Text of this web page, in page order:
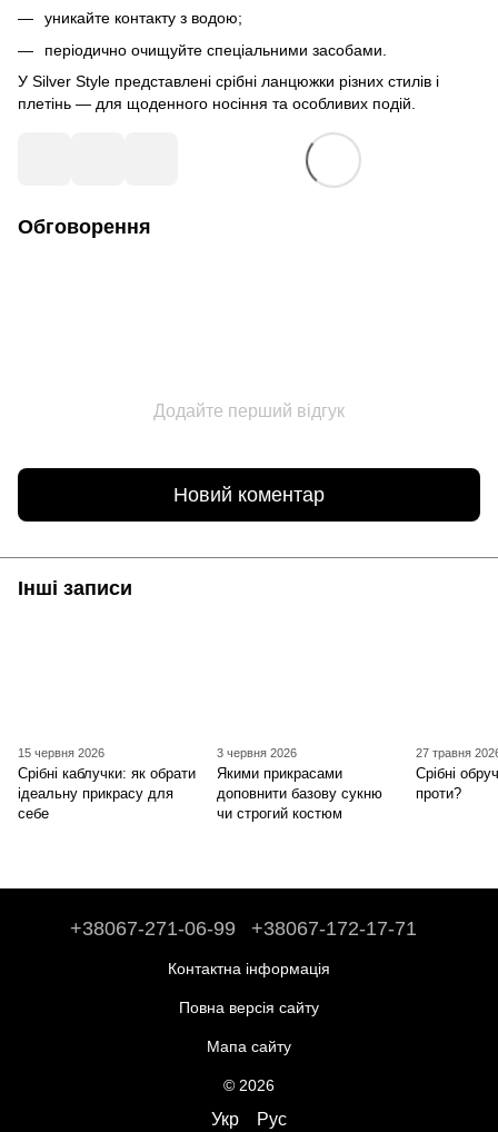
уникайте контакту з водою;
періодично очищуйте спеціальними засобами.
У Silver Style представлені срібні ланцюжки різних стилів і
плетінь — для щоденного носіння та особливих подій.
Обговорення
Додайте перший відгук
Новий коментар
Інші записи
15 червня 2026
Срібні каблучки: як обрати
ідеальну прикрасу для
себе
3 червня 2026
Якими прикрасами
доповнити базову сукню
чи строгий костюм
27 травня
Срібні
проти?
+38067-271-06-99 +38067-172-17-71
Контактна інформація
Повна версія сайту
Мапа сайту
© 2026
Укр Рус